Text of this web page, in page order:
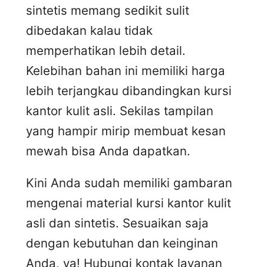
sintetis memang sedikit sulit
dibedakan kalau tidak
memperhatikan lebih detail.
Kelebihan bahan ini memiliki harga
lebih terjangkau dibandingkan kursi
kantor kulit asli. Sekilas tampilan
yang hampir mirip membuat kesan
mewah bisa Anda dapatkan.
Kini Anda sudah memiliki gambaran
mengenai material kursi kantor kulit
asli dan sintetis. Sesuaikan saja
dengan kebutuhan dan keinginan
Anda, ya! Hubungi kontak layanan